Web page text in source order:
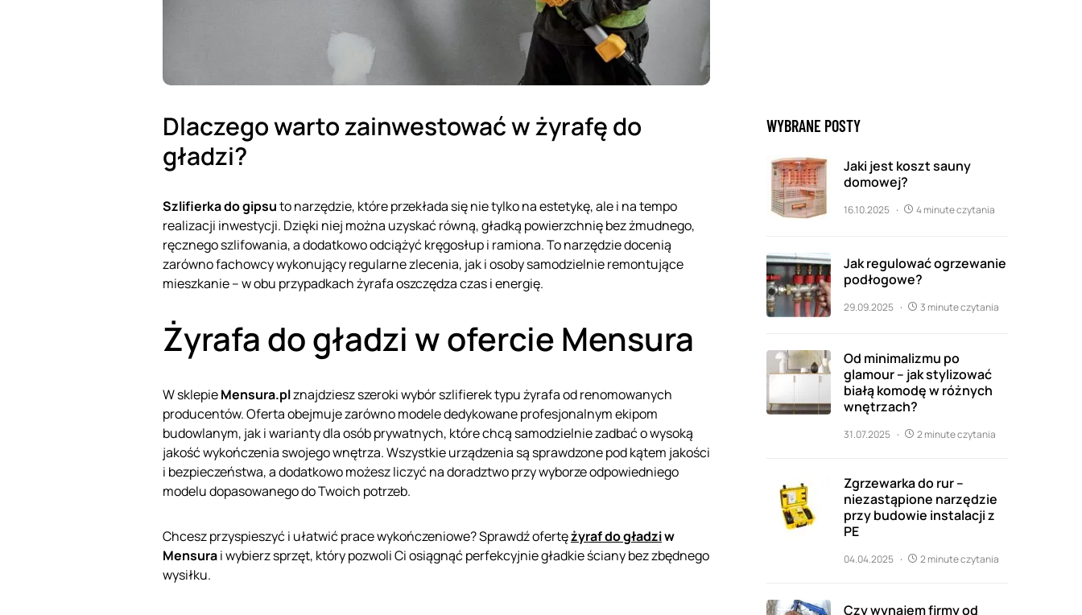
Dlaczego warto zainwestować w żyrafę do
gładzi?
Szlifierka do gipsuto narzędzie, które przekłada się nie tylko na estetykę, ale i na tempo
realizacji inwestycji. Dzięki niej można uzyskać równą, gładką powierzchnię bez żmudnego,
ręcznego szlifowania, a dodatkowo odciążyć kręgosłup i ramiona. To narzędzie docenią
zarówno fachowcy wykonujący regularne zlecenia, jak i osoby samodzielnie remontujące
mieszkanie – w obu przypadkach żyrafa oszczędza czas i energię.
Żyrafa do gładzi w ofercie Mensura
W sklepieMensura.plznajdziesz szeroki wybór szlifierek typu żyrafa od renomowanych
producentów. Oferta obejmuje zarówno modele dedykowane profesjonalnym ekipom
budowlanym, jak i warianty dla osób prywatnych, które chcą samodzielnie zadbać o wysoką
jakość wykończenia swojego wnętrza. Wszystkie urządzenia są sprawdzone pod kątem jakości
i bezpieczeństwa, a dodatkowo możesz liczyć na doradztwo przy wyborze odpowiedniego
modelu dopasowanego do Twoich potrzeb.
Chcesz przyspieszyć i ułatwić prace wykończeniowe? Sprawdź ofertężyraf do gładziw
Mensurai wybierz sprzęt, który pozwoli Ci osiągnąć perfekcyjnie gładkie ściany bez zbędnego
wysiłku.
WYBRANE POSTY
Jaki jest koszt sauny
domowej?
16.10.2025 4 minute czytania
Jak regulować ogrzewanie
podłogowe?
29.09.2025 3 minute czytania
Od minimalizmu po
glamour – jak stylizować
białą komodę w różnych
wnętrzach?
31.07.2025 2 minute czytania
Zgrzewarka do rur –
niezastąpione narzędzie
przy budowie instalacji z
PE
04.04.2025 2 minute czytania
Czy wynajem firmy od